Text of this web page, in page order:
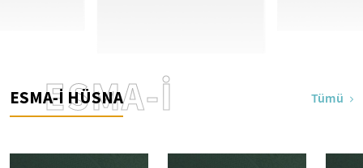
ESMA-İ HÜSNA
ESMA-İ
Tümü